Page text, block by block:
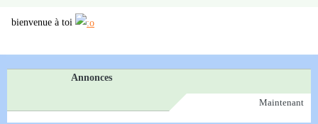
bienvenue à toi
Annonces
Maintenant